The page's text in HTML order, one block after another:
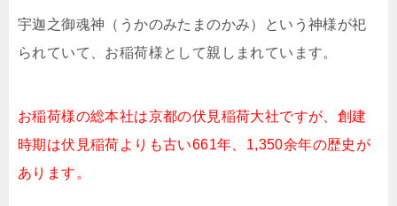
宇迦之御魂神（うかのみたまのかみ）という神様が祀
られていて、お稲荷様として親しまれています。
お稲荷様の総本社は京都の伏見稲荷大社ですが、創建
時期は伏見稲荷よりも古い661年、1,350余年の歴史が
あります。